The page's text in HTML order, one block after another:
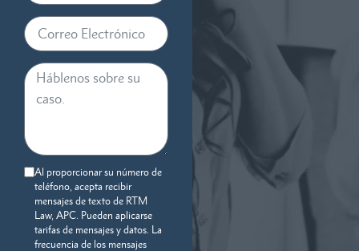
Al proporcionar su número de
teléfono, acepta recibir
mensajes de texto de RTM
Law, APC. Pueden aplicarse
tarifas de mensajes y datos. La
frecuencia de los mensajes